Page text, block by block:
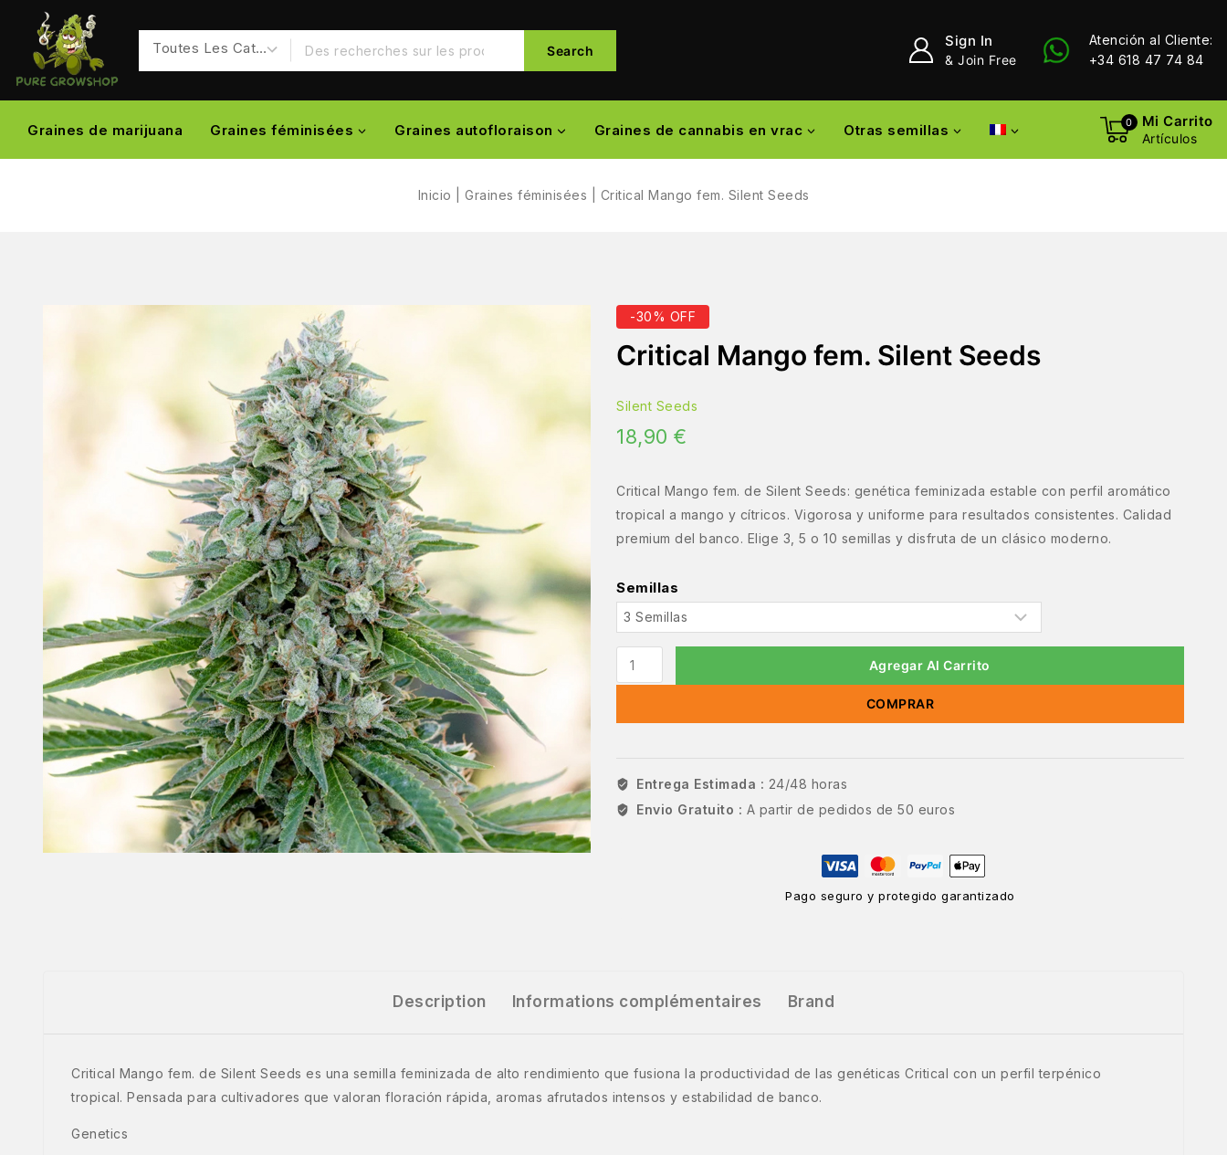
Search
Sign In
& Join Free
Atención al Cliente:
+34 618 47 74 84
Graines de marijuana Graines féminisées Graines autofloraison Graines de cannabis en vrac Otras semillas 0 Mi Carrito
Artículos
Inicio Graines féminisées Critical Mango fem. Silent Seeds
-30% OFF
Critical Mango fem. Silent Seeds
Silent Seeds
18,90 €
Critical Mango fem. de Silent Seeds: genética feminizada estable con perfil aromático
tropical a mango y cítricos. Vigorosa y uniforme para resultados consistentes. Calidad
premium del banco. Elige 3, 5 o 10 semillas y disfruta de un clásico moderno.
Semillas
Agregar Al Carrito
COMPRAR
Entrega Estimada : 24/48 horas
Envio Gratuito : A partir de pedidos de 50 euros
Pago seguro y protegido garantizado
Description Informations complémentaires Brand
Critical Mango fem. de Silent Seeds es una semilla feminizada de alto rendimiento que fusiona la productividad de las genéticas Critical con un perfil terpénico
tropical. Pensada para cultivadores que valoran floración rápida, aromas afrutados intensos y estabilidad de banco.
Genetics